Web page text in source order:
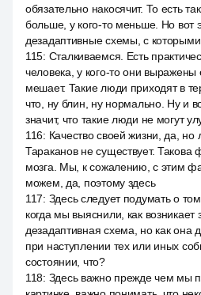
обязательно накосячит. То есть
больше, у кого-то меньше. Но вот
дезадаптивные схемы, с
115: Сталкиваемся. Есть
человека, у кого-то они
мешает. Такие люди приходят в
что, ну блин, ну нормально. Ну и
значит, что такие люди не могут
116: Качество своей жизни, да,
Тараканов не существует. Такова
мозга. Мы, к сожалению, с этим
можем, да, поэтому здесь
117: Здесь следует подумать о
когда мы выяснили, как возникает
дезадаптивная схема, но как она
при наступлении тех или иных
состоянии, что?
118: Здесь важно прежде чем мы